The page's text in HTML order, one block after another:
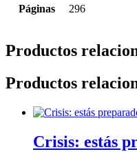
Páginas 296
Productos
Productos
Crisis: estás